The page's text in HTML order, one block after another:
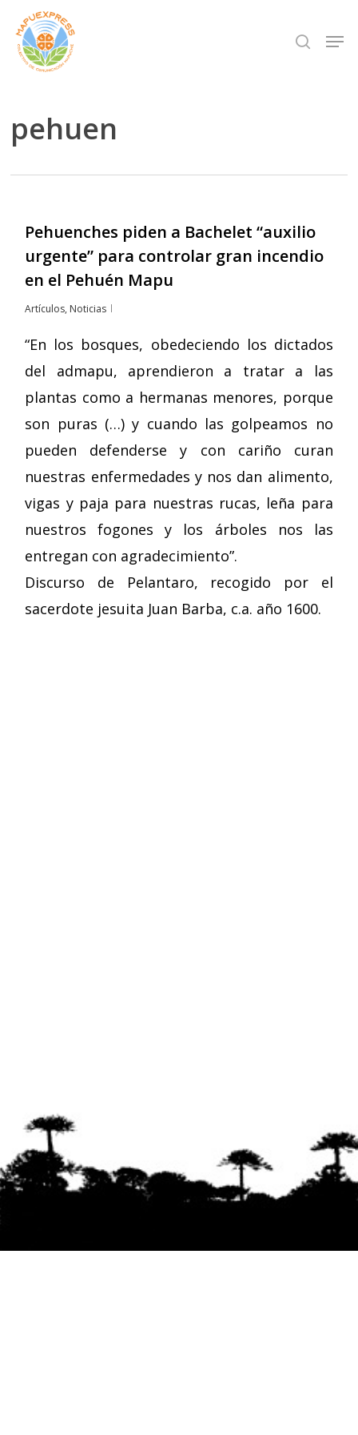
Skip
main
search
pehuen
Pehuenches piden a Bachelet “auxilio
urgente” para controlar gran incendio
en el Pehuén Mapu
Artículos, Noticias
“En los bosques, obedeciendo los dictados
del admapu, aprendieron a tratar a las
plantas como a hermanas menores, porque
son puras (…) y cuando las golpeamos no
pueden defenderse y con cariño curan
nuestras enfermedades y nos dan alimento,
vigas y paja para nuestras rucas, leña para
nuestros fogones y los árboles nos las
entregan con agradecimiento”.
Discurso de Pelantaro, recogido por el
sacerdote jesuita Juan Barba, c.a. año 1600.
Close